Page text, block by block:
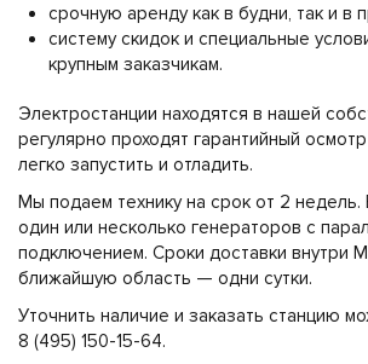
срочную аренду как в будни, так и в
систему скидок и специальные
крупным заказчикам.
Электростанции находятся в нашей
регулярно проходят гарантийный
легко запустить и отладить.
Мы подаем технику на срок от 2
один или несколько генераторов с
подключением. Сроки доставки внутри
ближайшую область — одни сутки.
Уточнить наличие и заказать станцию
8 (495) 150-15-64.